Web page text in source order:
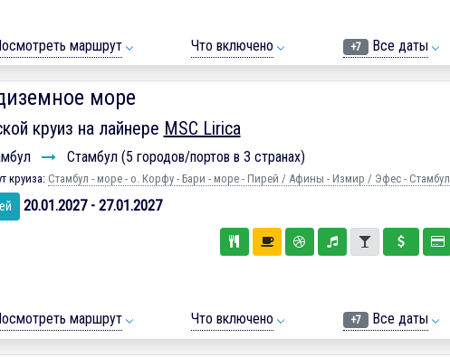
маршрут Что включено +7 Все даты
море
круиз на лайнере MSC Lirica
Стамбул (5 городов/портов в 3 странах)
круиза: Стамбул - море - о. Корфу - Бари - море - Пирей / Афины - Измир / Эфес - Стамбул
20.01.2027 - 27.01.2027
маршрут Что включено +7 Все даты